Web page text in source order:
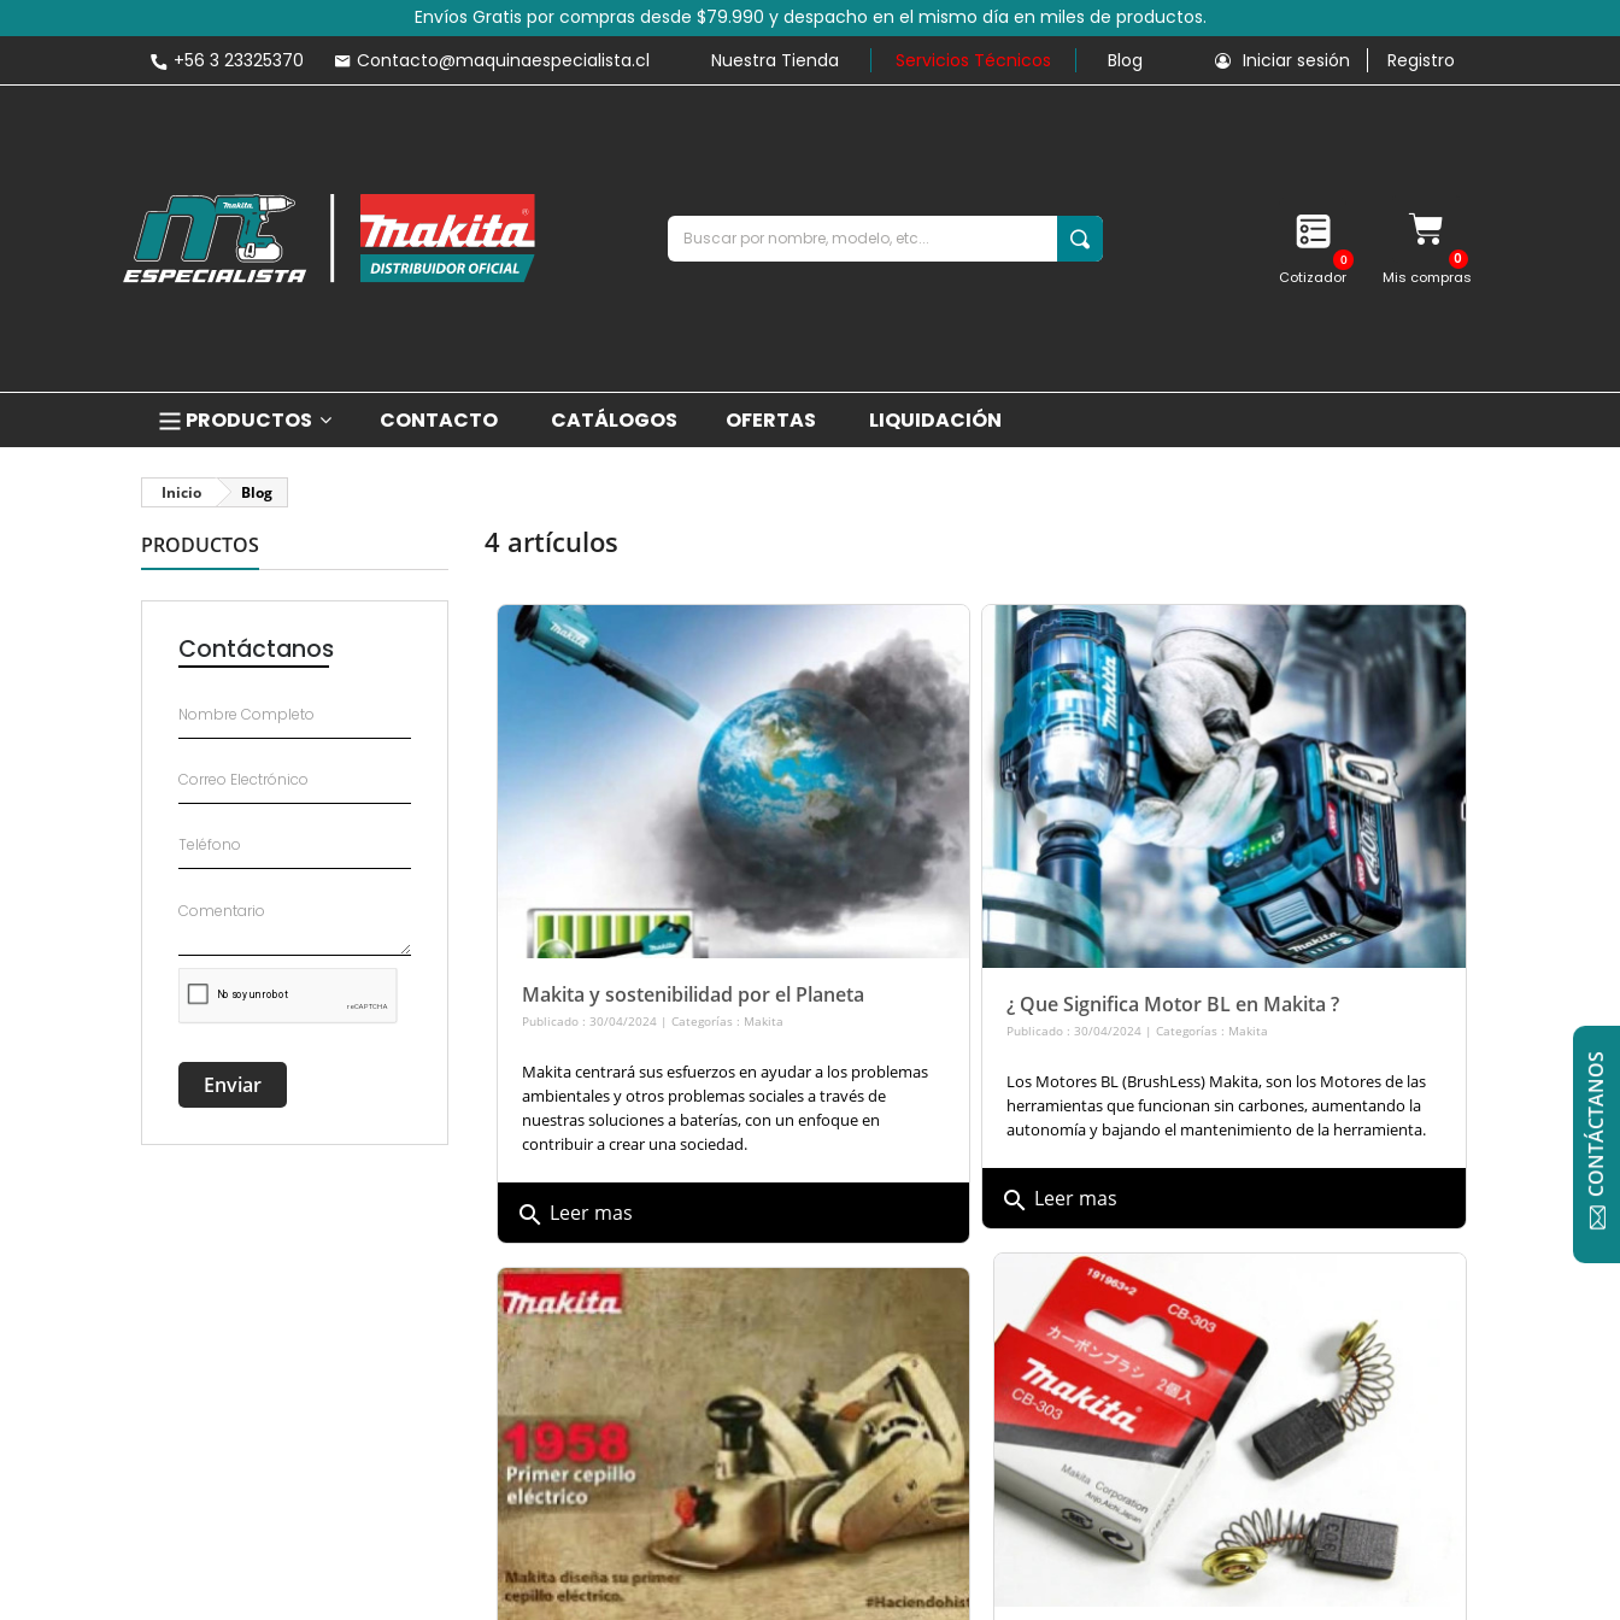
Envíos Gratis por compras desde $79.990 y despacho en el mismo día en miles de productos.
+56 3 23325370
Contacto@maquinaespecialista.cl Nuestra Tienda Servicios Técnicos Blog Iniciar sesión Registro
0
Cotizador Mis compras
PRODUCTOS CONTACTO CATÁLOGOS OFERTAS LIQUIDACIÓN
Inicio Blog
PRODUCTOS
Contáctanos
Enviar
4 artículos
Makita y sostenibilidad por el Planeta
Publicado : 30/04/2024 | Categorías : Makita
Makita centrará sus esfuerzos en ayudar a los problemas
ambientales y otros problemas sociales a través de
nuestras soluciones a baterías, con un enfoque en
contribuir a crear una sociedad.
search Leer mas
¿ Que Significa Motor BL en Makita ?
Publicado : 30/04/2024 | Categorías : Makita
Los Motores BL (BrushLess) Makita, son los Motores de las
herramientas que funcionan sin carbones, aumentando la
autonomía y bajando el mantenimiento de la herramienta.
search Leer mas
CONTÁCTANOS